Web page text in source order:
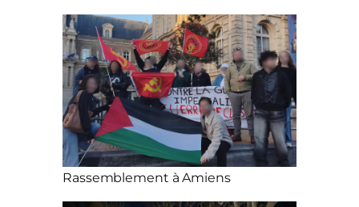
Rassemblement à Amiens